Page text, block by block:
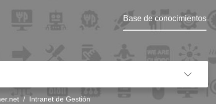
Base de conocimientos
Intranet de Gestión